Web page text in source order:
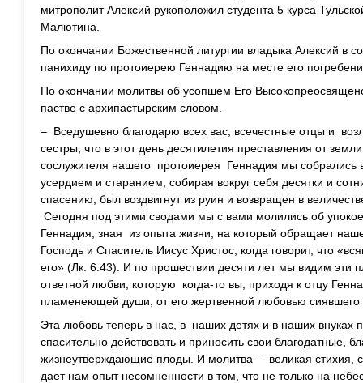
митрополит Алексий рукоположил студента 5 курса
Малютина.
По окончании Божественной литургии владыка Алексий в
панихиду по протоиерею Геннадию на месте его
По окончании молитвы об усопшем Его
пастве с архипастырским словом.
– Вседушевно благодарю всех вас, всечестные отцы и
сестры, что в этот день десятилетия преставления от
сослужителя нашего протоиерея Геннадия мы собрались
усердием и старанием, собирая вокруг себя десятки и
спасению, был воздвигнут из руин и возвращен в
Сегодня под этими сводами мы с вами молились об
Геннадия, зная из опыта жизни, на который обращает
Господь и Спаситель Иисус Христос, когда говорит, что
его» (Лк. 6:43). И по прошествии десяти лет мы видим эти
ответной любви, которую когда-то вы, приходя к отцу
пламенеющей души, от его жертвенной любовью сиявшего
Эта любовь теперь в нас, в наших детях и в наших внуках
спасительно действовать и приносить свои благодатные,
жизнеутверждающие плоды. И молитва – великая стихия,
дает нам опыт несомненности в том, что не только на